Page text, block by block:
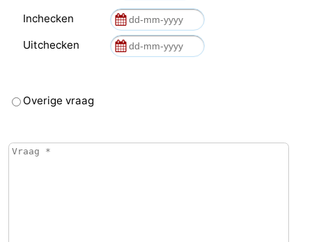
Inchecken
Uitchecken
Overige vraag